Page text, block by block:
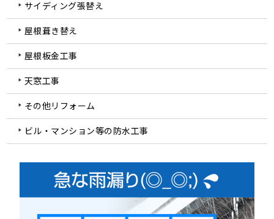
サイディング張替え
屋根葺き替え
屋根板金工事
天窓工事
その他リフォーム
ビル・マンション等の防水工事